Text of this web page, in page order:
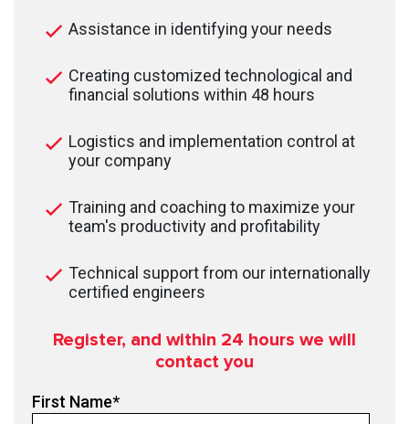
Assistance in identifying your needs
Creating customized technological and
financial solutions within 48 hours
Logistics and implementation control at
your company
Training and coaching to maximize your
team's productivity and profitability
Technical support from our internationally
certified engineers
Register, and within 24 hours we will
contact you
First Name*